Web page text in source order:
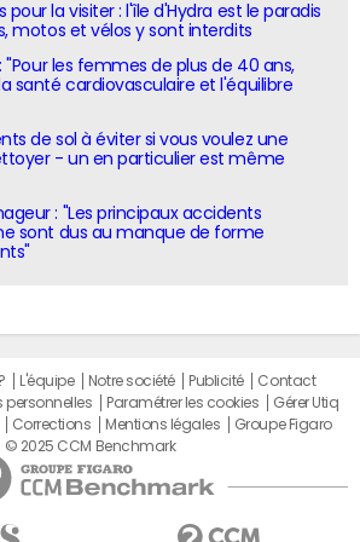
pour la visiter : l'île d'Hydra est le paradis
motos et vélos y sont interdits
: "Pour les femmes de plus de 40 ans,
santé cardiovasculaire et l'équilibre
de sol à éviter si vous voulez une
- un en particulier est même
: "Les principaux accidents
sont dus au manque de forme
L'équipe Notre société Publicité
Contact
personnelles Paramétrer les cookies
Gérer Utiq
Corrections Mentions légales
Groupe Figaro
© 2025 CCM Benchmark